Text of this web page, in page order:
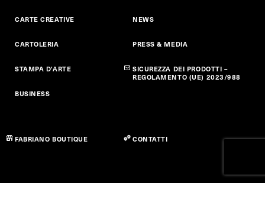
CARTE CREATIVE
CARTOLERIA
STAMPA D'ARTE
BUSINESS
NEWS
PRESS & MEDIA
SICUREZZA DEI PRODOTTI –
REGOLAMENTO (UE) 2023/988
FABRIANO BOUTIQUE CONTATTI